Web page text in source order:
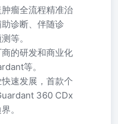
瘤全流程精准治
诊断、伴随诊
等。
的研发和商业化
等。
速发展，首款个
360 CDx
。